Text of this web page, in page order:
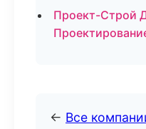
Проект-Строй
← Все